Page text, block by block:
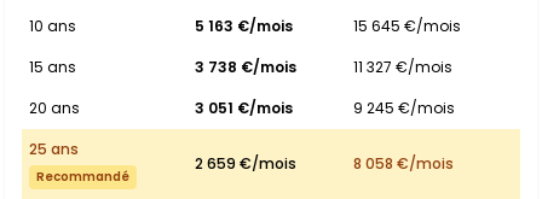
10 ans
5 163 €/mois
15 645 €/mois
15 ans
3 738 €/mois
11 327 €/mois
20 ans
3 051 €/mois
9 245 €/mois
25 ans
Recommandé
2 659 €/mois 8 058 €/mois